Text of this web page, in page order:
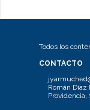
Todos los
CONTACTO
Román Díaz
Providencia,